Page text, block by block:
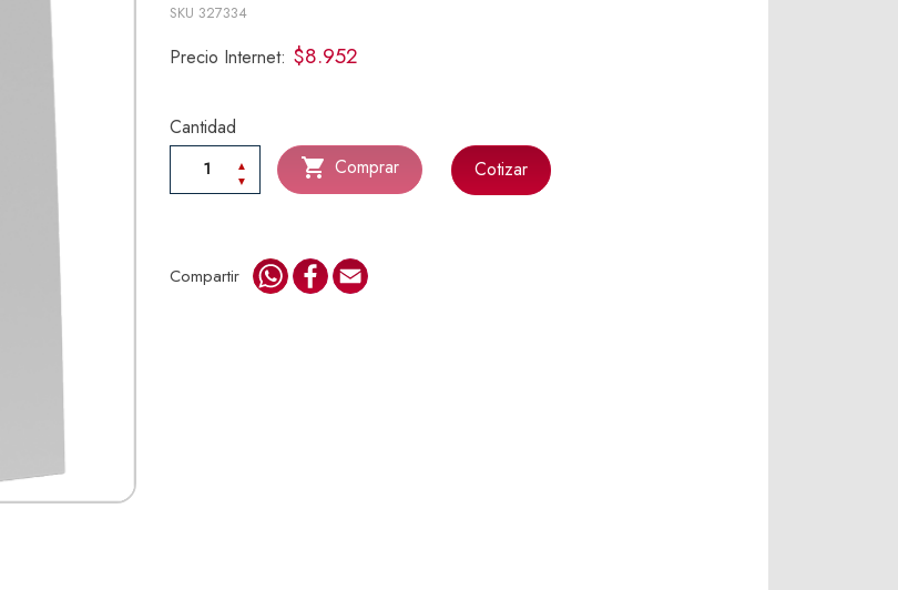
SKU 327334
Precio Internet: $8.952
Cantidad
 Comprar Cotizar
Compartir WhatsApp
Facebook